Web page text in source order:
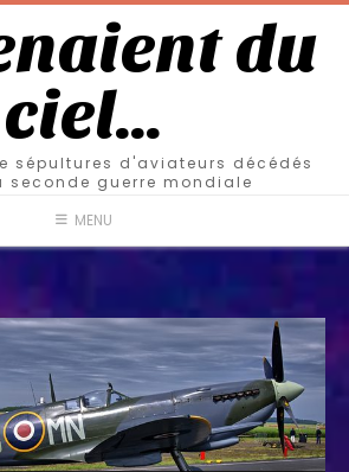
du
ciel…
sépultures d'aviateurs décédés
seconde guerre mondiale
MENU